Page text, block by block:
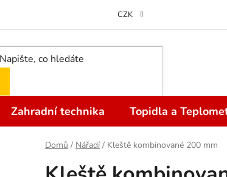
Odstoupení od kupní smlouvy do
CZK
Zahradní technika Topidla a
Domů / Nářadí / Kleště kombinované 200 mm